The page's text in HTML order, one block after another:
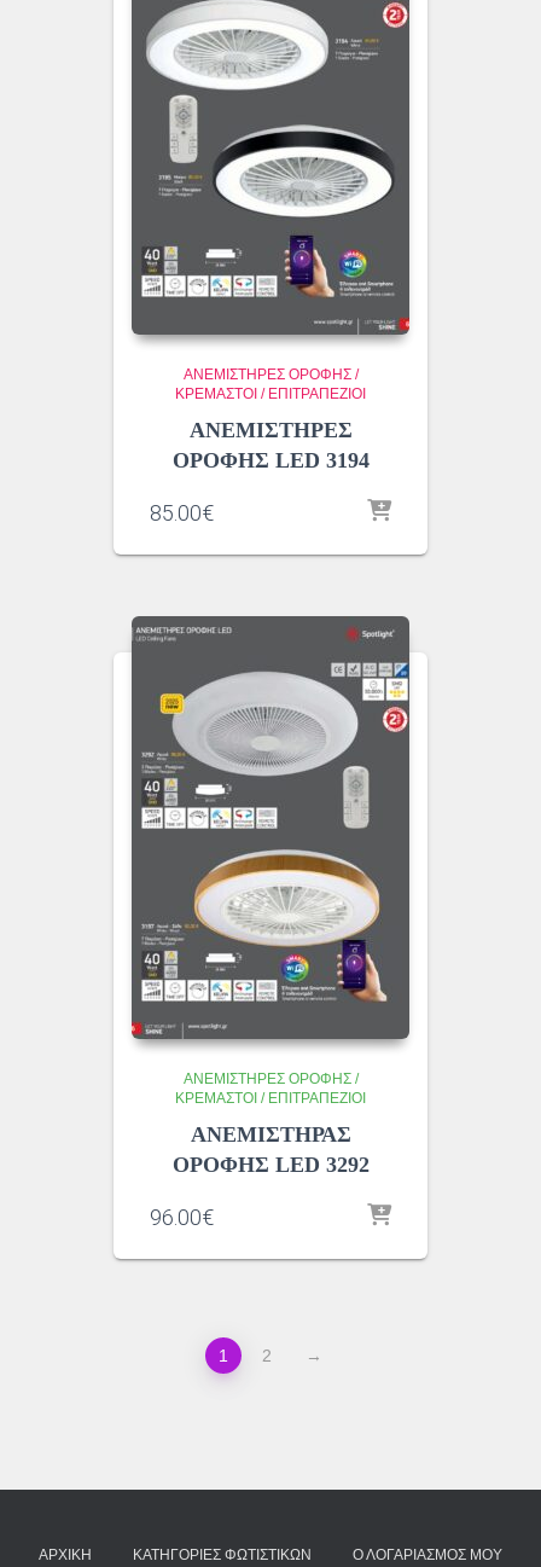
ΑΝΕΜΙΣΤΗΡΕΣ ΟΡΟΦΗΣ /
ΚΡΕΜΑΣΤΟΙ / ΕΠΙΤΡΑΠΕΖΙΟΙ
ΑΝΕΜΙΣΤΗΡΕΣ
ΟΡΟΦΗΣ LED 3194
85.00€
ΑΝΕΜΙΣΤΗΡΕΣ ΟΡΟΦΗΣ /
ΚΡΕΜΑΣΤΟΙ / ΕΠΙΤΡΑΠΕΖΙΟΙ
ΑΝΕΜΙΣΤΗΡΑΣ
ΟΡΟΦΗΣ LED 3292
96.00€
1 2 →
ΑΡΧΙΚΉ ΚΑΤΗΓΟΡΊΕΣ ΦΩΤΙΣΤΙΚΏΝ Ο ΛΟΓΑΡΙΑΣΜΌΣ ΜΟΥ